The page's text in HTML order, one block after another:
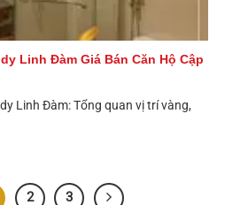
Linh Đàm Giá Bán Căn Hộ Cập
Linh Đàm: Tổng quan vị trí vàng,
2 3